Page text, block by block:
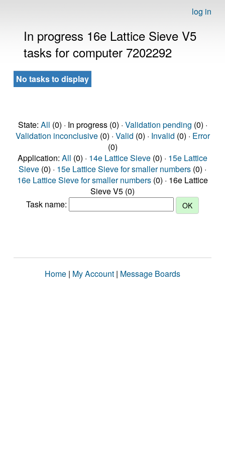
log in
In progress 16e Lattice Sieve V5
tasks for computer 7202292
No tasks to display
State: All (0) · In progress (0) · Validation pending (0) ·
Validation inconclusive(0) · Valid (0) · Invalid (0) · Error
(0)
Application: All (0) · 14e Lattice Sieve (0) · 15e Lattice
Sieve (0) · 15e Lattice Sieve for smaller numbers (0) ·
16e Lattice Sieve for smaller numbers (0) · 16e Lattice
Sieve V5 (0)
Task name:
Home | My Account | Message Boards